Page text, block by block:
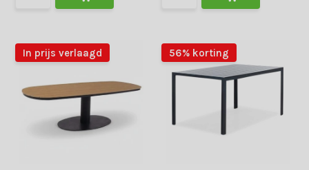
In prijs verlaagd 56% korting